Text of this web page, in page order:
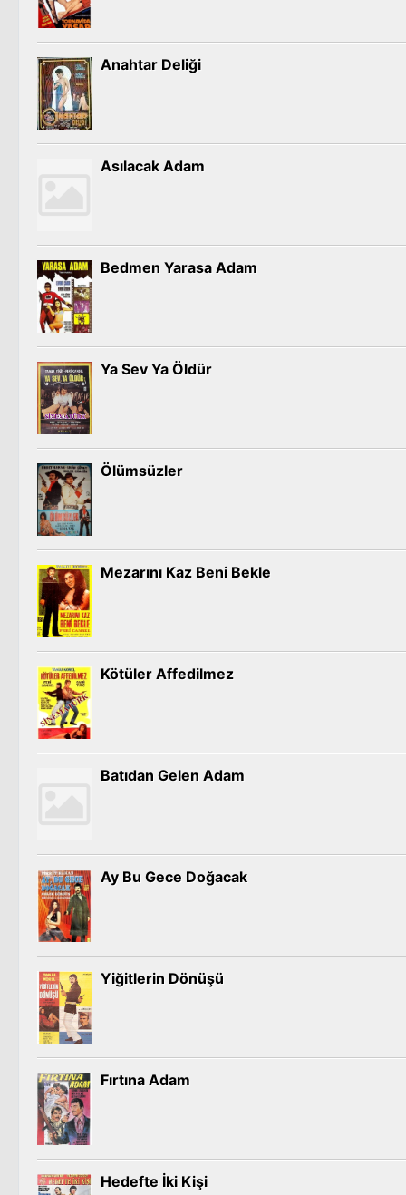
Anahtar Deliği
Asılacak Adam
Bedmen Yarasa Adam
Ya Sev Ya Öldür
Ölümsüzler
Mezarını Kaz Beni Bekle
Kötüler Affedilmez
Batıdan Gelen Adam
Ay Bu Gece Doğacak
Yiğitlerin Dönüşü
Fırtına Adam
Hedefte İki Kişi